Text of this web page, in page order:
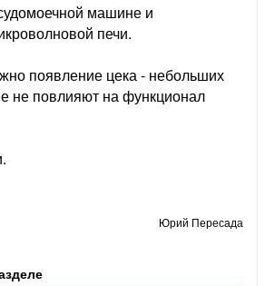
машине и
печи.
появление цека - небольших
не повлияют на функционал
Юрий Пересада